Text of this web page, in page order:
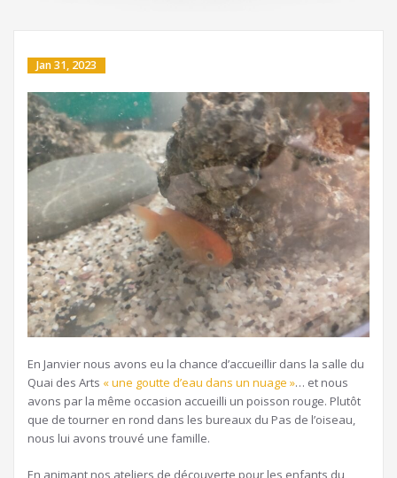
Jan 31, 2023
En Janvier nous avons eu la chance d’accueillir dans la salle du
Quai des Arts « une goutte d’eau dans un nuage »… et nous
avons par la même occasion accueilli un poisson rouge. Plutôt
que de tourner en rond dans les bureaux du Pas de l’oiseau,
nous lui avons trouvé une famille.
En animant nos ateliers de découverte pour les enfants du